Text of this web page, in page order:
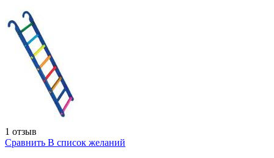
1 отзыв
Сравнить В список желаний